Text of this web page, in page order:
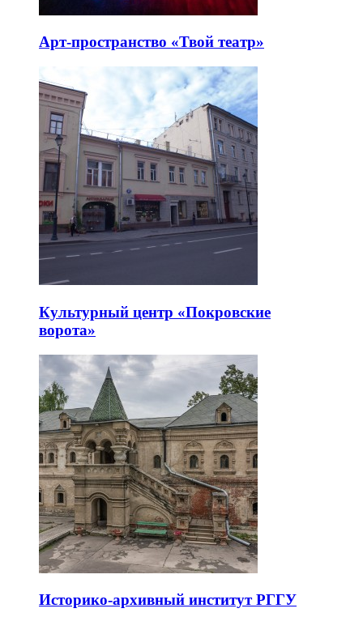
Арт-пространство «Твой театр»
Культурный центр «Покровские
ворота»
Историко-архивный институт РГГУ